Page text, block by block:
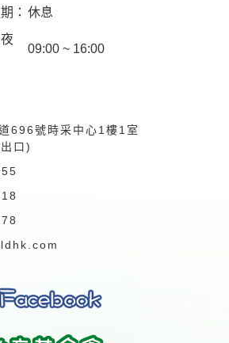
： 休息
09:00 ~ 16:00
696號時采中心1樓1室
口)